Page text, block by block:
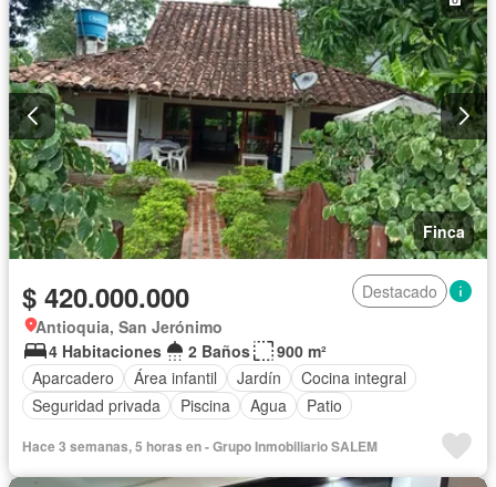
Finca
$ 420.000.000
Destacado
Antioquia, San Jerónimo
4 Habitaciones
2 Baños
900 m²
Aparcadero
Área infantil Jardín
Cocina integral
Seguridad privada
Piscina Agua Patio
Hace 3 semanas, 5 horas en - Grupo Inmobiliario SALEM